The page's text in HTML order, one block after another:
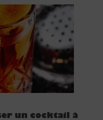
un cocktail à